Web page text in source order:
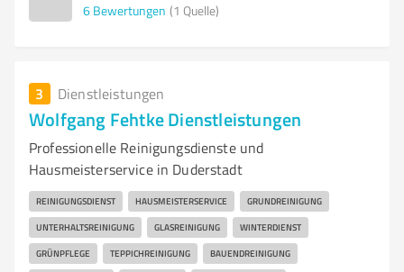
6 Bewertungen (1 Quelle)
3 Dienstleistungen
Wolfgang Fehtke Dienstleistungen
Professionelle Reinigungsdienste und
Hausmeisterservice in Duderstadt
REINIGUNGSDIENST HAUSMEISTERSERVICE GRUNDREINIGUNG
UNTERHALTSREINIGUNG GLASREINIGUNG WINTERDIENST
GRÜNPFLEGE TEPPICHREINIGUNG BAUENDREINIGUNG